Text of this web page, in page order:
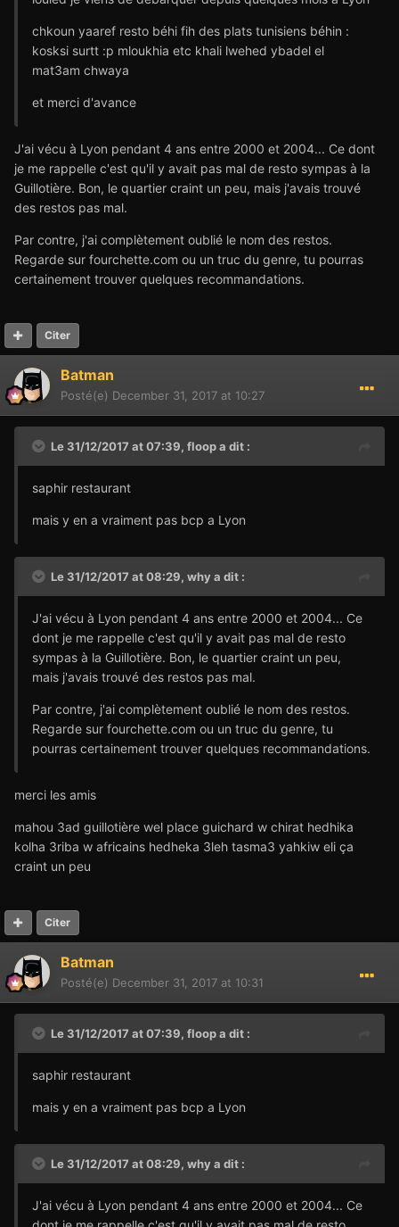
chkoun yaaref resto béhi fih des plats tunisiens béhin :
kosksi surtt :p mloukhia etc khali lwehed ybadel el
mat3am chwaya
et merci d'avance
J'ai vécu à Lyon pendant 4 ans entre 2000 et 2004... Ce dont
je me rappelle c'est qu'il y avait pas mal de resto sympas à la
Guillotière. Bon, le quartier craint un peu, mais j'avais trouvé
des restos pas mal.
Par contre, j'ai complètement oublié le nom des restos.
Regarde sur fourchette.com ou un truc du genre, tu pourras
certainement trouver quelques recommandations.
Citer
Batman
Posté(e) December 31, 2017 at 10:27
Le 31/12/2017 at 07:39, floopa dit :
saphir restaurant
mais y en a vraiment pas bcp a Lyon
Le 31/12/2017 at 08:29, whya dit :
J'ai vécu à Lyon pendant 4 ans entre 2000 et 2004... Ce
dont je me rappelle c'est qu'il y avait pas mal de resto
sympas à la Guillotière. Bon, le quartier craint un peu,
mais j'avais trouvé des restos pas mal.
Par contre, j'ai complètement oublié le nom des restos.
Regarde sur fourchette.com ou un truc du genre, tu
pourras certainement trouver quelques recommandations.
merci les amis
mahou 3ad guillotière wel place guichard w chirat hedhika
kolha 3riba w africains hedheka 3leh tasma3 yahkiw eli ça
craint un peu
Citer
Batman
Posté(e) December 31, 2017 at 10:31
Le 31/12/2017 at 07:39, floopa dit :
saphir restaurant
mais y en a vraiment pas bcp a Lyon
Le 31/12/2017 at 08:29, whya dit :
J'ai vécu à Lyon pendant 4 ans entre 2000 et 2004... Ce